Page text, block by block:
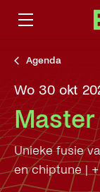
Agenda
wo 30 okt
Unieke fusie
en chiptune |